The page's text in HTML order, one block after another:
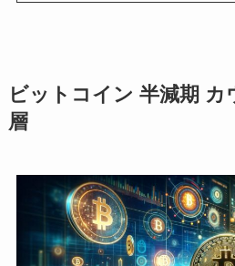
ビットコイン 半減期
層